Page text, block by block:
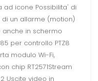
icone Possibilita' di
di un allarme (motion)
in schermo
per controllo PTZ8
modulo Wi-Fi,
chip RT2571Stream
2 Uscite video in